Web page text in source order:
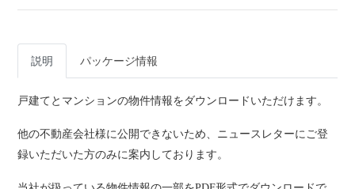
説明 パッケージ情報
戸建てとマンションの物件情報をダウンロードいただけます。
他の不動産会社様に公開できないため、ニュースレターにご登
録いただいた方のみに案内しております。